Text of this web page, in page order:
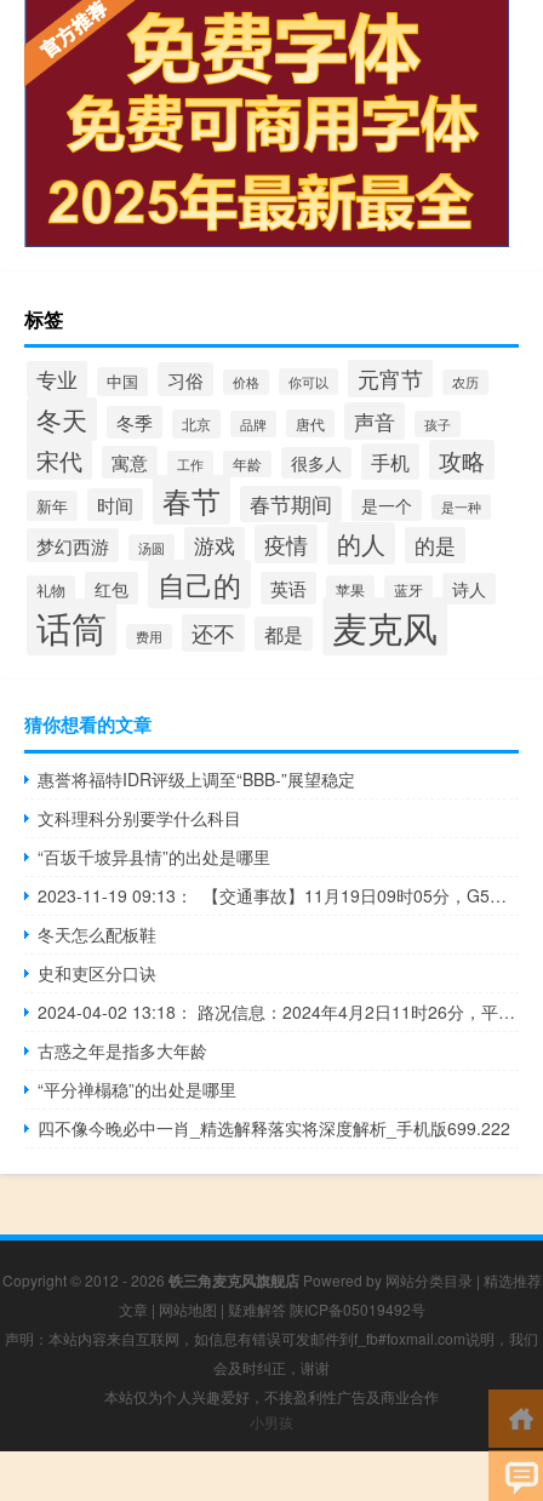
标签
专业 中国 习俗 价格 你可以 元宵节 农历
冬天 冬季 北京 品牌 唐代 声音 孩子
宋代 寓意 工作 年龄 很多人 手机 攻略
新年 时间 春节 春节期间 是一个 是一种
梦幻西游 汤圆 游戏 疫情 的人 的是
礼物 红包 自己的 英语 苹果 蓝牙 诗人
话筒 费用 还不 都是 麦克风
猜你想看的文章
惠誉将福特IDR评级上调至“BBB-”展望稳定
文科理科分别要学什么科目
“百坂千坡异县情”的出处是哪里
2023-11-19 09:13： 【交通事故】11月19日09时05分，G5京昆高速西攀段米易往西昌方向，营盘山隧道里一辆货车发生单车事故 ，占用行车道。请过往车辆谨慎驾驶，注意安全。 ​​​
冬天怎么配板鞋
史和吏区分口诀
2024-04-02 13:18： 路况信息：2024年4月2日11时26分，平洞高速平伍段龙门、长寿、加义、三市、平江南收费站入口因暴雨实行交通管制，至13时14分均已解除交通管制，恢复正常通行。Sa85Za ​​​
古惑之年是指多大年龄
“平分禅榻稳”的出处是哪里
四不像今晚必中一肖_精选解释落实将深度解析_手机版699.222
Copyright © 2012 - 2026 铁三角麦克风旗舰店Powered by 网站分类目录 | 精选推荐
文章 | 网站地图 | 疑难解答 陕ICP备05019492号
声明：本站内容来自互联网，如信息有错误可发邮件到f_fb#foxmail.com说明，我们
会及时纠正，谢谢
本站仅为个人兴趣爱好，不接盈利性广告及商业合作
小男孩